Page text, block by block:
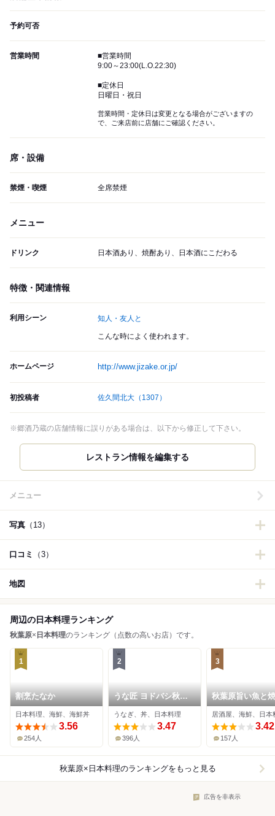
予約可否
営業時間
■営業時間
9:00～23:00(L.O.22:30)
■定休日
日曜日・祝日
営業時間・定休日は変更となる場合がございますの
で、ご来店前に店舗にご確認ください。
席・設備
禁煙・喫煙 全席禁煙
メニュー
ドリンク 日本酒あり、焼酎あり、日本酒にこだわる
特徴・関連情報
利用シーン 知人・友人と
こんな時によく使われます。
ホームページ http://www.jizake.or.jp/
初投稿者 佐久間北大 （1307）
※郷酒乃蔵の店舗情報に誤りがある場合は、以下から修正して下さい。
レストラン情報を編集する
メニュー
写真 （13）
口コミ （3）
地図
周辺の日本料理ランキング
秋葉原× 日本料理のランキング（点数の高いお店）です。
1
割烹たなか
日本料理、海鮮、海鮮丼
3.56
254人
2
うな匠 ヨドバシ秋葉
原店
うなぎ、丼、日本料理
3.47
396人
3
秋葉原旨い魚と
地酒 美味研鑽
居酒屋、海鮮、日本
3.42
157人
秋葉原×日本料理のランキングをもっと見る
広告を非表示